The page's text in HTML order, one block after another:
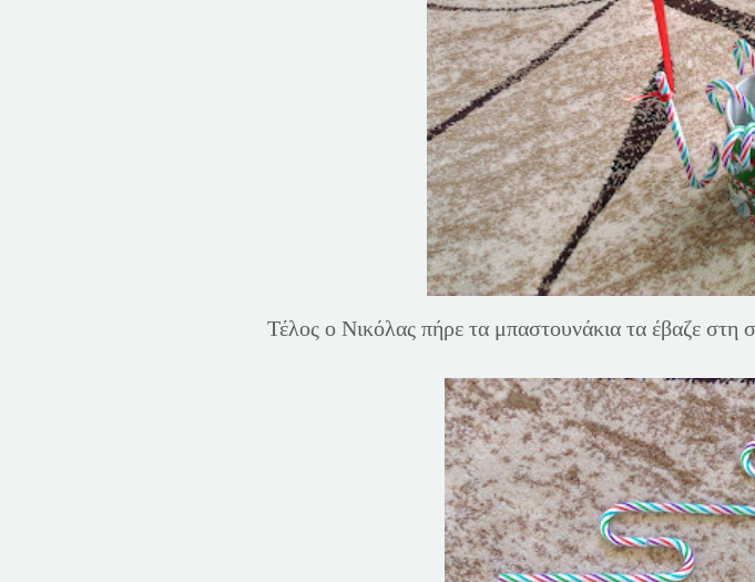
Τέλος ο Νικόλας πήρε τα μπαστουνάκια τα έβαζε στη